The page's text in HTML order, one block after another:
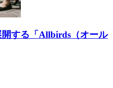
する「Allbirds（オール